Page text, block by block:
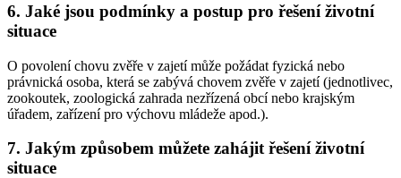
6. Jaké jsou podmínky a postup pro řešení životní
situace
O povolení chovu zvěře v zajetí může požádat fyzická nebo
právnická osoba, která se zabývá chovem zvěře v zajetí (jednotlivec,
zookoutek, zoologická zahrada nezřízená obcí nebo krajským
úřadem, zařízení pro výchovu mládeže apod.).
7. Jakým způsobem můžete zahájit řešení životní
situace